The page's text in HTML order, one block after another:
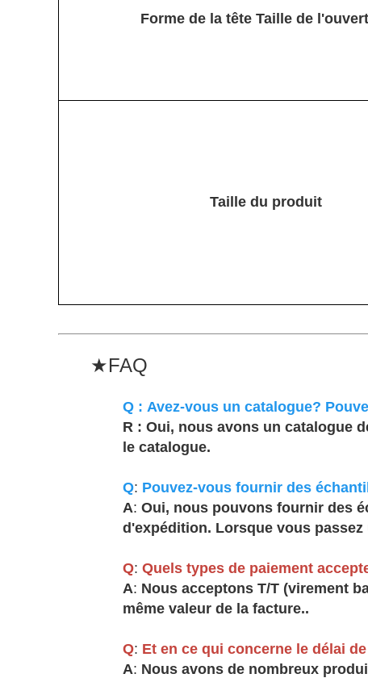
Forme de la tête Taille de
Taille du produit
★FAQ
Q : Avez-vous un catalogue?
R : Oui, nous avons un catalogue
le catalogue.
Q: Pouvez-vous fournir des
A: Oui, nous pouvons fournir des
d'expédition. Lorsque vous
Q: Quels types de paiement
A: Nous acceptons T/T (virement
même valeur de la facture..
Q: Et en ce qui concerne le délai
A: Nous avons de nombreux